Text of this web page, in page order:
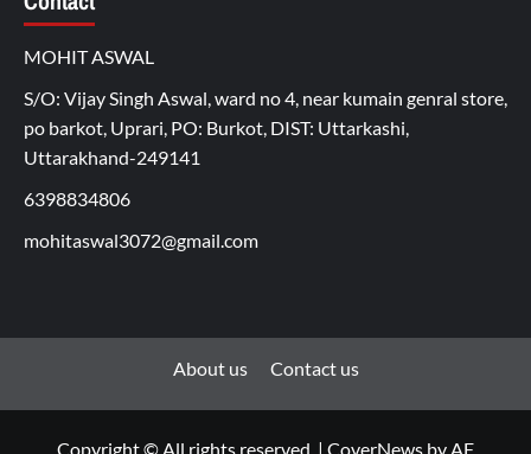
MOHIT ASWAL
S/O: Vijay Singh Aswal, ward no 4, near kumain genral store,
po barkot, Uprari, PO: Burkot, DIST: Uttarkashi,
Uttarakhand-249141
6398834806
mohitaswal3072@gmail.com
About us Contact us
Copyright © All rights reserved. | CoverNews by AF